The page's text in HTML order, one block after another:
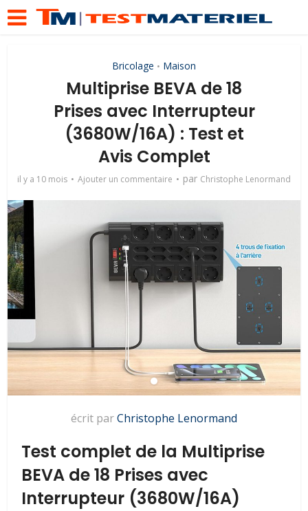
Bricolage • Maison
Multiprise BEVA de 18
Prises avec Interrupteur
(3680W/16A) : Test et
Avis Complet
il y a 10 mois Ajouter un commentaire par Christophe Lenormand
écrit parChristophe Lenormand
Test complet de la Multiprise
BEVA de 18 Prises avec
Interrupteur (3680W/16A)